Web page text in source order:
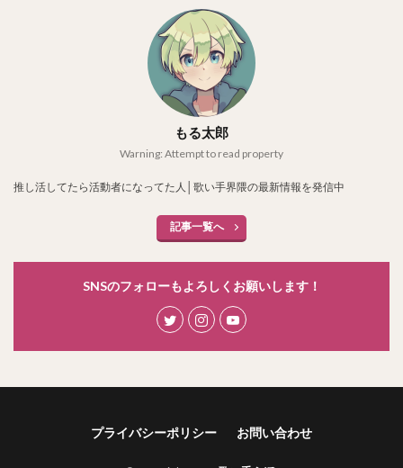
もる太郎
Warning: Attempt to read property
推し活してたら活動者になってた人│歌い手界隈の最新情報を発信中
記事一覧へ
SNSのフォローもよろしくお願いします！
プライバシーポリシー お問い合わせ